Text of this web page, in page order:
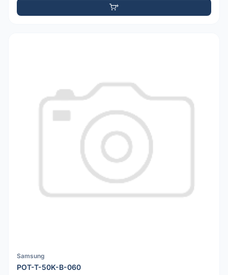
Samsung
POT-T-50K-B-060